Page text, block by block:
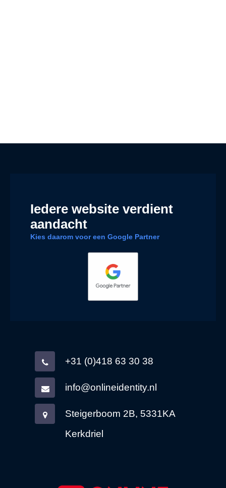
Iedere website verdient
aandacht
Kies daarom voor een Google Partner
+31 (0)418 63 30 38
info@onlineidentity.nl
Steigerboom 2B, 5331KA
Kerkdriel